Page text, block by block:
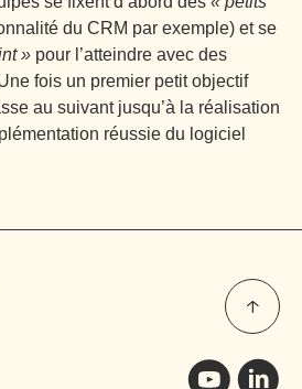
du CRM par exemple) et se
» pour l’atteindre avec des
fois un premier petit objectif
au suivant jusqu’à la réalisation
réussie du logiciel